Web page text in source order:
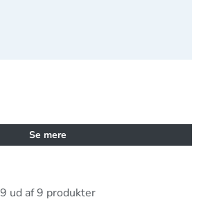
Se mere
9 ud af 9 produkter